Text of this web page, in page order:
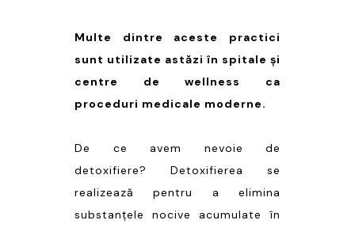
Multe dintre aceste practici
sunt utilizate astăzi în spitale și
centre de wellness ca
proceduri medicale moderne.
De ce avem nevoie de
detoxifiere? Detoxifierea se
realizează pentru a elimina
substanțele nocive acumulate în